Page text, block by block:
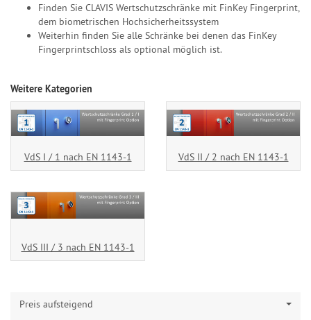
Finden Sie CLAVIS Wertschutzschränke mit FinKey Fingerprint,
dem biometrischen Hochsicherheitssystem
Weiterhin finden Sie alle Schränke bei denen das FinKey
Fingerprintschloss als optional möglich ist.
Weitere Kategorien
VdS I / 1 nach EN 1143-1 VdS II / 2 nach EN 1143-1
VdS III / 3 nach EN 1143-1
Preis aufsteigend